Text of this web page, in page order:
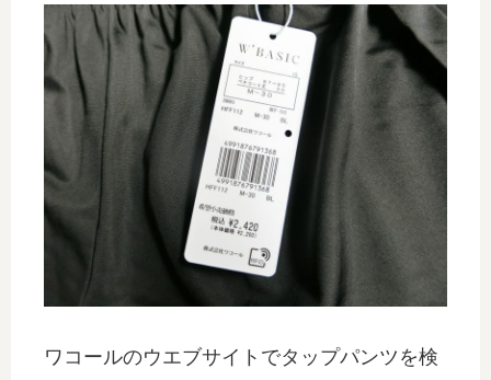
ワコールのウエブサイトでタップパンツを検